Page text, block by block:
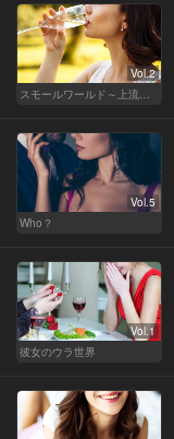
Vol.2
Vol.5
Who？
Vol.1
彼女のウラ世界